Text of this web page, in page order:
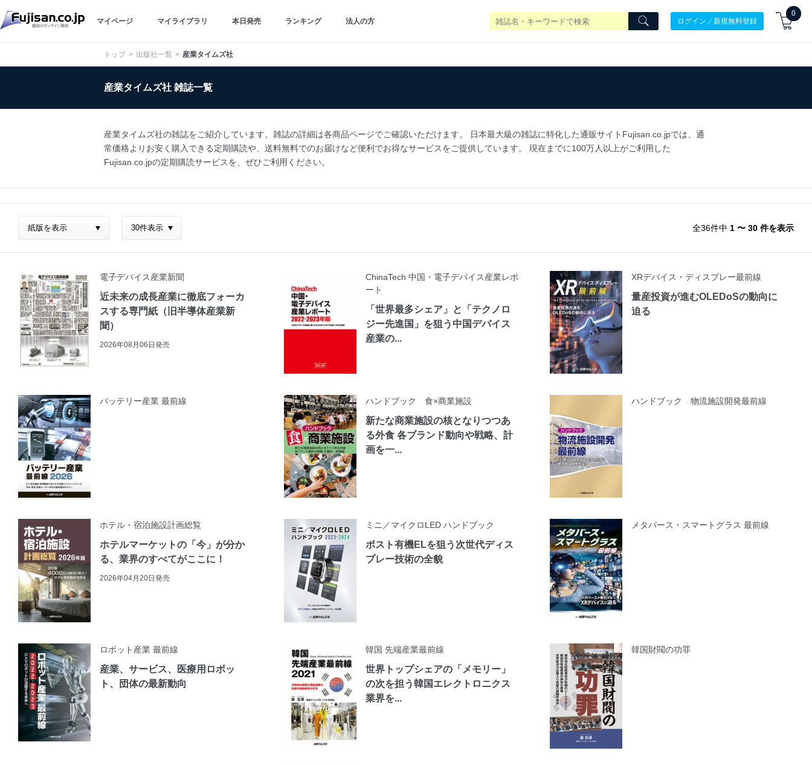
マイページ マイライブラリ 本日発売 ランキング 法人の方 ログイン／新規無料登録
0
トップ 出版社一覧 産業タイムズ社
産業タイムズ社 雑誌一覧
産業タイムズ社の雑誌をご紹介しています。雑誌の詳細は各商品ページでご確認いただけます。 日本最大級の雑誌に特化した通販サイトFujisan.co.jpでは、通
常価格よりお安く購入できる定期購読や、送料無料でのお届けなど便利でお得なサービスをご提供しています。 現在までに100万人以上がご利用した
Fujisan.co.jpの定期購読サービスを、ぜひご利用ください。
全36件中 1 〜 30 件を表示
電子デバイス産業新聞
近未来の成長産業に徹底フォーカ
スする専門紙（旧半導体産業新
聞）
2026年08月06日発売
ChinaTech 中国・電子デバイス産業レポ
ート
「世界最多シェア」と「テクノロ
ジー先進国」を狙う中国デバイス
産業の...
XRデバイス・ディスプレー最前線
量産投資が進むOLEDoSの動向に
迫る
バッテリー産業 最前線 ハンドブック 食×商業施設
新たな商業施設の核となりつつあ
る外食 各ブランド動向や戦略、計
画を一...
ハンドブック 物流施設開発最前線
ホテル・宿泊施設計画総覧
ホテルマーケットの「今」が分か
る、業界のすべてがここに！
2026年04月20日発売
ミニ／マイクロLED ハンドブック
ポスト有機ELを狙う次世代ディス
プレー技術の全貌
メタバース・スマートグラス 最前線
ロボット産業 最前線
産業、サービス、医療用ロボッ
ト、団体の最新動向
韓国 先端産業最前線
世界トップシェアの「メモリー」
の次を担う韓国エレクトロニクス
業界を...
韓国財閥の功罪